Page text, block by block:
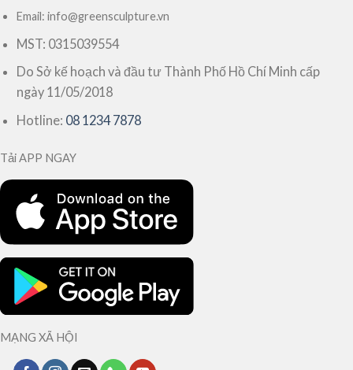
Email: info@greensculpture.vn
MST: 0315039554
Do Sở kế hoạch và đầu tư Thành Phố Hồ Chí Minh cấp
ngày 11/05/2018
Hotline: 08 1234 7878
Tải APP NGAY
MẠNG XÃ HỘI